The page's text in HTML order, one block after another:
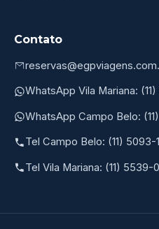
Contato
WhatsApp Vila Mariana:
WhatsApp Campo Belo:
Tel Campo Belo: (11) 5093-
Tel Vila Mariana: (11) 5539-